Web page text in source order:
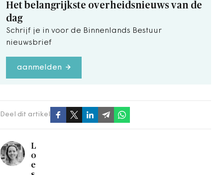
Het belangrijkste overheidsnieuws van de
dag
Schrijf je in voor de Binnenlands Bestuur
nieuwsbrief
aanmelden
Deel dit artikel
L
o
e